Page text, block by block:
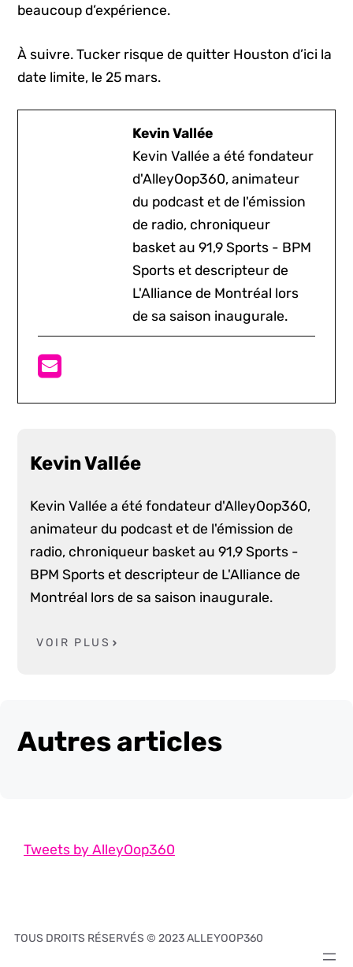
beaucoup d’expérience.
À suivre. Tucker risque de quitter Houston d’ici la
date limite, le 25 mars.
Kevin Vallée
Kevin Vallée a été fondateur
d'AlleyOop360, animateur
du podcast et de l'émission
de radio, chroniqueur
basket au 91,9 Sports - BPM
Sports et descripteur de
L'Alliance de Montréal lors
de sa saison inaugurale.
Kevin Vallée
Kevin Vallée a été fondateur d'AlleyOop360,
animateur du podcast et de l'émission de
radio, chroniqueur basket au 91,9 Sports -
BPM Sports et descripteur de L'Alliance de
Montréal lors de sa saison inaugurale.
VOIR PLUS
Autres articles
Tweets by AlleyOop360
TOUS DROITS RÉSERVÉS © 2023 ALLEYOOP360